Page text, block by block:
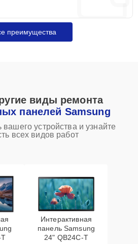
преимущества
виды ремонта
панелей Samsung
устройства и узнайте
всех видов работ
Интерактивная
панель Samsung
24" QB24C-T